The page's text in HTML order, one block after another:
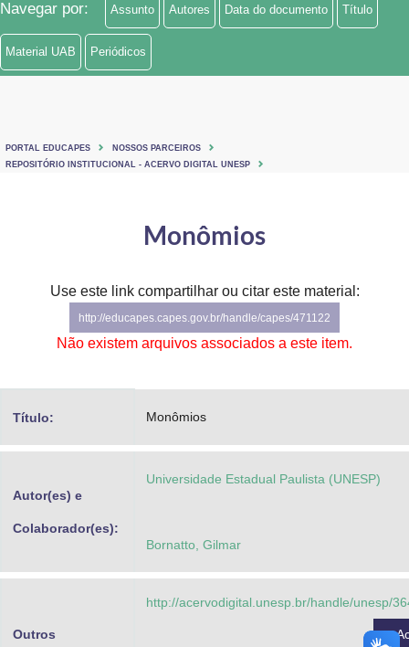
Ministério de Minas e Energia
Ministério da Ciência, Tecnologia, Inovações e Comunicações
Ministério do Turismo
Secretaria-Geral
Secretaria de Governo
Gabinete de Segurança Institucional
Navegar por: Assunto Autores Data do documento Título
Material UAB Periódicos
PORTAL EDUCAPES
NOSSOS PARCEIROS
REPOSITÓRIO INSTITUCIONAL - ACERVO DIGITAL UNESP
Monômios
Use este link compartilhar ou citar este material:
http://educapes.capes.gov.br/handle/capes/471122
Não existem arquivos associados a este item.
Título: Monômios
Autor(es) e
Colaborador(es):
Universidade Estadual Paulista (UNESP)
Bornatto, Gilmar
Outros
http://acervodigital.unesp.br/handle/unesp/